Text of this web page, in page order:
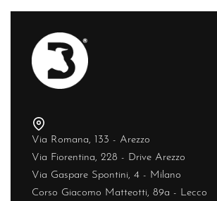
Via Romana, 133 - Arezzo
Via Fiorentina, 228 - Drive Arezzo
Via Gaspare Spontini, 4 - Milano
Corso Giacomo Matteotti, 89a - Lecco